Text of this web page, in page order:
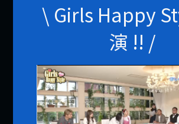
\ Girls Happy
演 !! /